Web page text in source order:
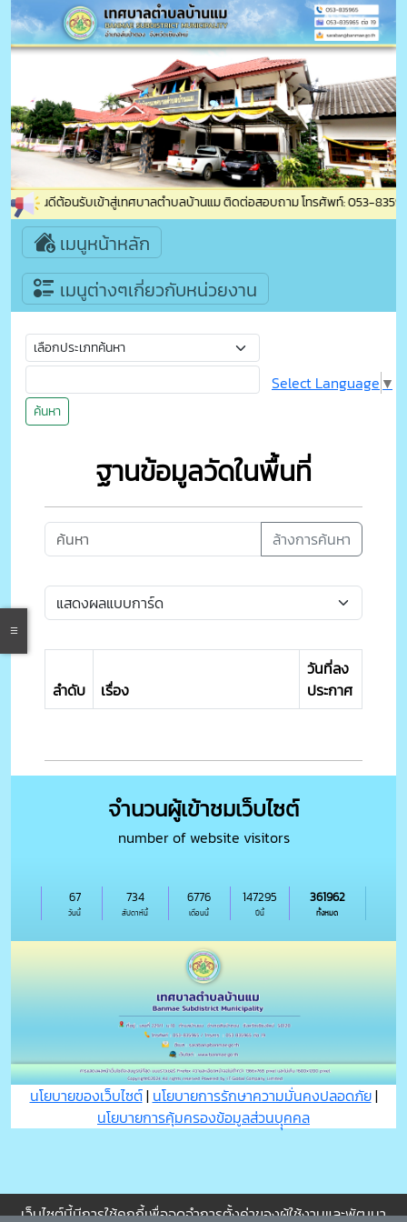
ยินดีต้อนรับเข้าสู่เทศบาลตำบลบ้านแม ติดต่อสอบถาม โทรศัพท์: 053-835965
เมนูหน้าหลัก
เมนูต่างๆเกี่ยวกับหน่วยงาน
ค้นหา
Select Language ▼
ฐานข้อมูลวัดในพื้นที่
ล้างการค้นหา
ลำดับ เรื่อง
วันที่ลง
ประกาศ
จำนวนผู้เข้าชมเว็บไซต์
number of website visitors
วันนี้
67
สัปดาห์นี้
734
เดือนนี้
6776
ปีนี้
147295
ทั้งหมด
361962
นโยบายของเว็บไซต์| นโยบายการรักษาความมั่นคงปลอดภัย|
นโยบายการคุ้มครองข้อมูลส่วนบุุคคล
เว็บไซต์นี้มีการใช้คุกกี้เพื่อจดจำการตั้งค่าของผู้ใช้งานและพัฒนา